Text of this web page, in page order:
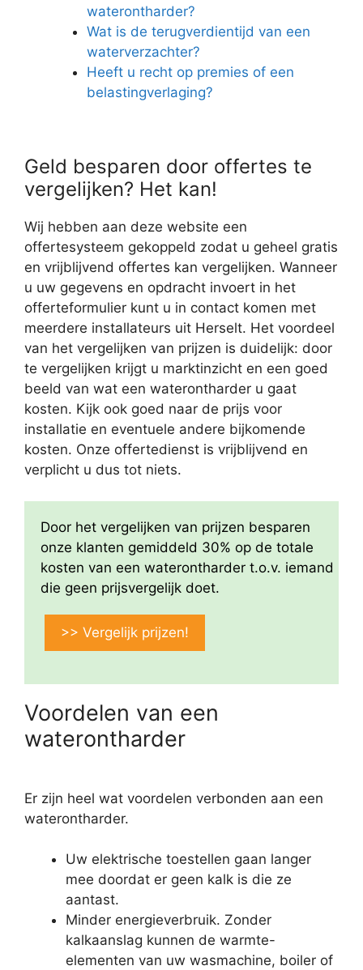
waterontharder?
Wat is de terugverdientijd van een
waterverzachter?
Heeft u recht op premies of een
belastingverlaging?
Geld besparen door offertes te
vergelijken? Het kan!
Wij hebben aan deze website een
offertesysteem gekoppeld zodat u geheel gratis
en vrijblijvend offertes kan vergelijken. Wanneer
u uw gegevens en opdracht invoert in het
offerteformulier kunt u in contact komen met
meerdere installateurs uit Herselt. Het voordeel
van het vergelijken van prijzen is duidelijk: door
te vergelijken krijgt u marktinzicht en een goed
beeld van wat een waterontharder u gaat
kosten. Kijk ook goed naar de prijs voor
installatie en eventuele andere bijkomende
kosten. Onze offertedienst is vrijblijvend en
verplicht u dus tot niets.
Door het vergelijken van prijzen besparen
onze klanten gemiddeld 30% op de totale
kosten van een waterontharder t.o.v. iemand
die geen prijsvergelijk doet.
>> Vergelijk prijzen!
Voordelen van een
waterontharder
Er zijn heel wat voordelen verbonden aan een
waterontharder.
Uw elektrische toestellen gaan langer
mee doordat er geen kalk is die ze
aantast.
Minder energieverbruik. Zonder
kalkaanslag kunnen de warmte-
elementen van uw wasmachine, boiler of